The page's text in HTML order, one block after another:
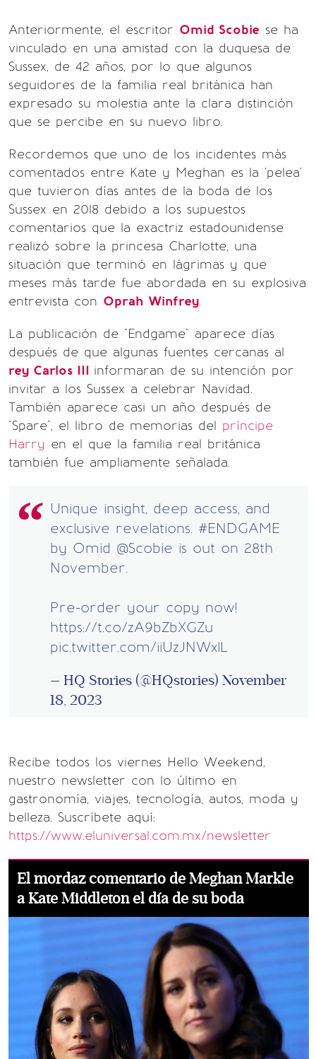
Anteriormente, el escritor Omid Scobie se ha
vinculado en una amistad con la duquesa de
Sussex, de 42 años, por lo que algunos
seguidores de la familia real británica han
expresado su molestia ante la clara distinción
que se percibe en su nuevo libro.
Recordemos que uno de los incidentes más
comentados entre Kate y Meghan es la 'pelea'
que tuvieron días antes de la boda de los
Sussex en 2018 debido a los supuestos
comentarios que la exactriz estadounidense
realizó sobre la princesa Charlotte, una
situación que terminó en lágrimas y que
meses más tarde fue abordada en su explosiva
entrevista con Oprah Winfrey.
La publicación de "Endgame" aparece días
después de que algunas fuentes cercanas al
rey Carlos III informaran de su intención por
invitar a los Sussex a celebrar Navidad.
También aparece casi un año después de
"Spare", el libro de memorias del príncipe
Harry en el que la familia real británica
también fue ampliamente señalada.
Unique insight, deep access, and
exclusive revelations. #ENDGAME
by Omid @Scobie is out on 28th
November.
Pre-order your copy now!
https://t.co/zA9bZbXGZu
pic.twitter.com/iiUzJNWxlL
— HQ Stories (@HQstories) November
18, 2023
Recibe todos los viernes Hello Weekend,
nuestro newsletter con lo último en
gastronomía, viajes, tecnología, autos, moda y
belleza. Suscríbete aquí:
https://www.eluniversal.com.mx/newsletter
El mordaz comentario de Meghan Markle
a Kate Middleton el día de su boda